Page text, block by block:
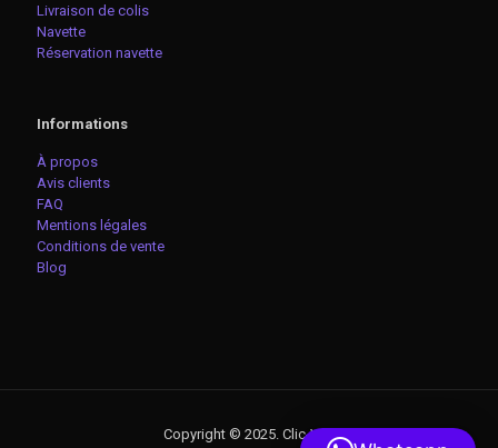
Livraison de colis
Navette
Réservation navette
Informations
À propos
Avis clients
FAQ
Mentions légales
Conditions de vente
Blog
Copyright © 2025. Clic-VTC